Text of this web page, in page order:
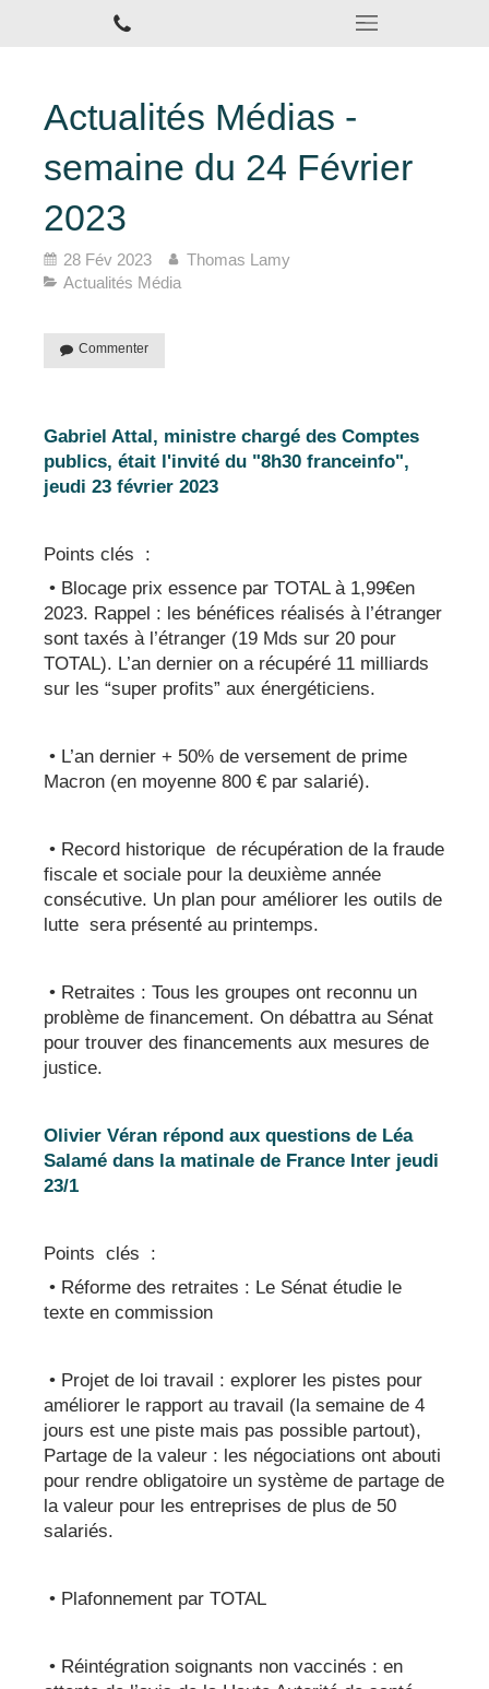
Actualités Médias -
semaine du 24 Février
2023
28 Fév 2023
Thomas Lamy
Actualités Média
Commenter
Gabriel Attal, ministre chargé des Comptes
publics, était l'invité du "8h30 franceinfo",
jeudi 23 février 2023
Points clés :
• Blocage prix essence par TOTAL à 1,99€en
2023. Rappel : les bénéfices réalisés à l’étranger
sont taxés à l’étranger (19 Mds sur 20 pour
TOTAL). L’an dernier on a récupéré 11 milliards
sur les “super profits” aux énergéticiens.
• L’an dernier + 50% de versement de prime
Macron (en moyenne 800 € par salarié).
• Record historique de récupération de la fraude
fiscale et sociale pour la deuxième année
consécutive. Un plan pour améliorer les outils de
lutte sera présenté au printemps.
• Retraites : Tous les groupes ont reconnu un
problème de financement. On débattra au Sénat
pour trouver des financements aux mesures de
justice.
Olivier Véran répond aux questions de Léa
Salamé dans la matinale de France Inter jeudi
23/1
Points clés :
• Réforme des retraites : Le Sénat étudie le
texte en commission
• Projet de loi travail : explorer les pistes pour
améliorer le rapport au travail (la semaine de 4
jours est une piste mais pas possible partout),
Partage de la valeur : les négociations ont abouti
pour rendre obligatoire un système de partage de
la valeur pour les entreprises de plus de 50
salariés.
• Plafonnement par TOTAL
• Réintégration soignants non vaccinés : en